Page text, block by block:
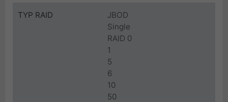
TYP RAID
JBOD
Single
RAID 0
1
5
6
10
50